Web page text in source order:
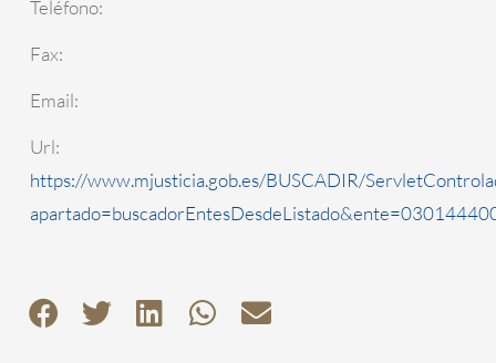
Teléfono:
Fax:
Email:
Url:
https://www.mjusticia.gob.es/BUSCADIR/